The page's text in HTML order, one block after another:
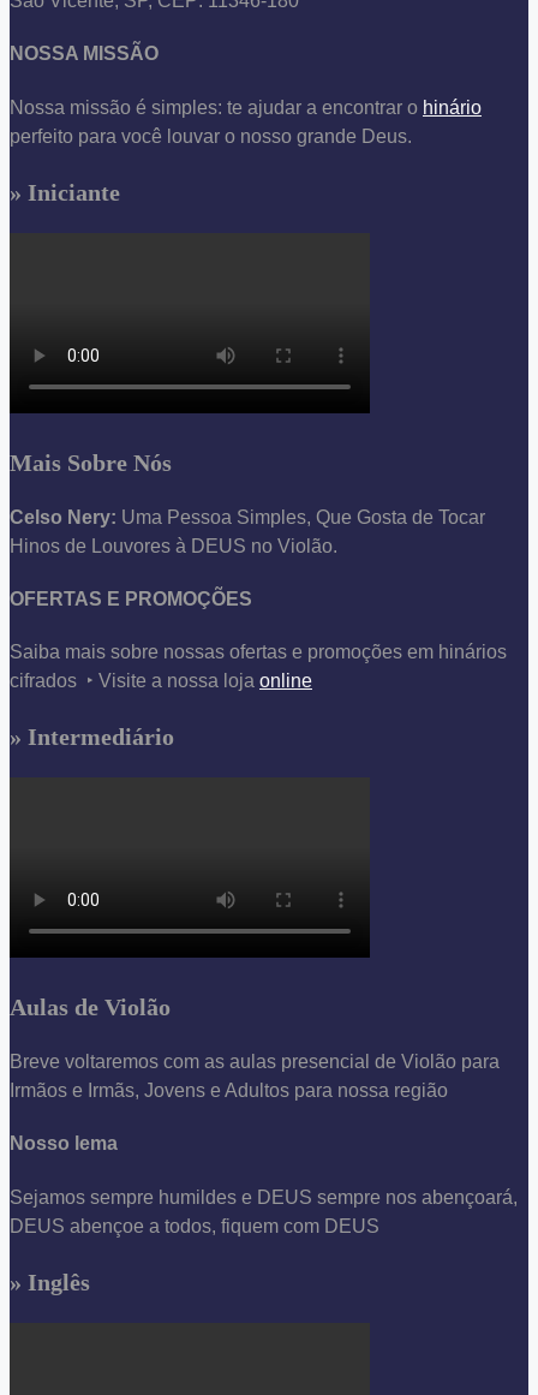
NOSSA MISSÃO
Nossa missão é simples: te ajudar a encontrar o hinário
perfeito para você louvar o nosso grande Deus.
» Iniciante
Mais Sobre Nós
Celso Nery: Uma Pessoa Simples, Que Gosta de Tocar
Hinos de Louvores à DEUS no Violão.
OFERTAS E PROMOÇÕES
Saiba mais sobre nossas ofertas e promoções em hinários
cifrados ‣ Visite a nossa loja online
» Intermediário
Aulas de Violão
Breve voltaremos com as aulas presencial de Violão para
Irmãos e Irmãs, Jovens e Adultos para nossa região
Nosso lema
Sejamos sempre humildes e DEUS sempre nos abençoará,
DEUS abençoe a todos, fiquem com DEUS
» Inglês